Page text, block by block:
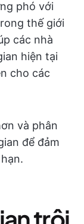
phó với
thế giới
các nhà
hiện tại
cho các
và phân
để đảm